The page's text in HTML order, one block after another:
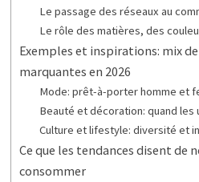
Le passage des réseaux au
Le rôle des matières, des
Exemples et inspirations: mix
marquantes en 2026
Mode: prêt-à-porter homme et
Beauté et décoration: quand
Culture et lifestyle: diversité et
Ce que les tendances disent de
consommer